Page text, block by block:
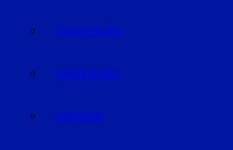
TRABRENNEN
KAMPFSPORT
SONSTIGE